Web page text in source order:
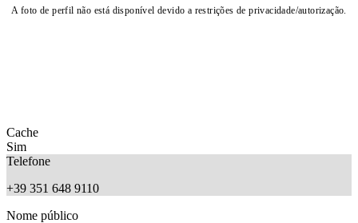
A foto de perfil não está disponível devido a restrições de privacidade/autorização.
Cache
Sim
Telefone
+39 351 648 9110
Nome público